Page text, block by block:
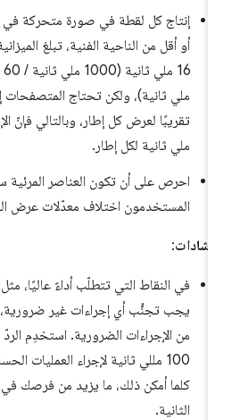
أو أقل من الناحية الفنية، تبلغ الميزانية
ملي ثانية لكل إطار.
احرص على أن تكون العناصر المرئية
المستخدمون اختلاف معدّلات عرض
:
في النقاط التي تتطلّب أداءً عاليًا، مثل
يجب تجنُّب أي إجراءات غير ضرورية،
من الإجراءات الضرورية. استخدِم الردّ
100 مللي ثانية لإجراء العمليات
الثانية.